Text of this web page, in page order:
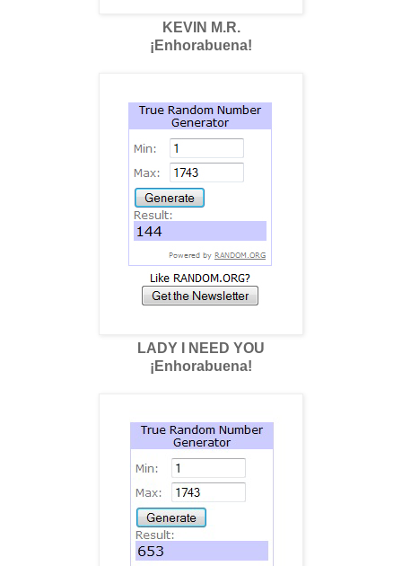
KEVIN M.R.
¡Enhorabuena!
LADY I NEED YOU
¡Enhorabuena!